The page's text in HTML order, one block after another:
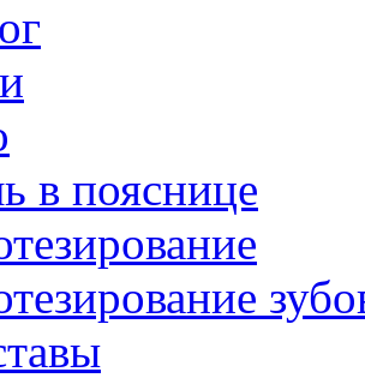
в пояснице